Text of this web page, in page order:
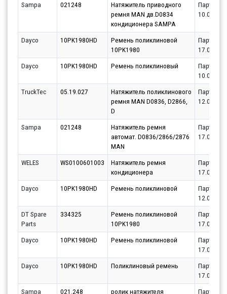
Sampa
021248
Натяжитель приводного
ремня MAN дв.D0834
кондиционера SAMPA
Партнёр
Dayco 10PK1980HD
Ремень поликлиновой
10PK1980
Партнёр
Dayco
10PK1980HD Ремень поликлиновый
Партнёр
TruckTec
05.19.027
Натяжитель поликлинового
ремня MAN D0836, D2866,
D
Партнёр
Sampa 021248
Натяжитель ремня
автомат. D0836/2866/2876
MAN
Партнёр
WELES WS0100601003
Натяжитель ремня
кондиционера
Партнёр
Dayco
10PK1980HD Ремень поликлиновой
Партнёр
DT Spare
Parts
334325
Ремень поликлиновой
10PK1980
Партнёр
Dayco
10PK1980HD Ремень поликлиновой
Партнёр
Dayco
10PK1980HD Поликлиновый ремень
Партнёр
Sampa
021.248 ролик натяжителя
Партнёр